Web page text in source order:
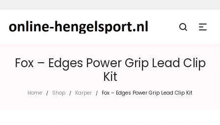
Fox – Edges Power Grip Lead Clip
Kit
Home / Shop / Karper / Fox – Edges Power Grip Lead Clip Kit